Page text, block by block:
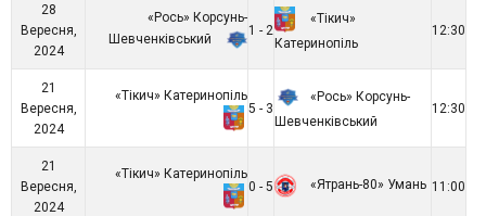
28
Вересня,
2024
«Рось» Корсунь-
Шевченківський
1 - 2
«Тікич»
Катеринопіль
12:30
21
Вересня,
2024
«Тікич» Катеринопіль
5 - 3
«Рось» Корсунь-
Шевченківський
12:30
21
Вересня,
2024
«Тікич» Катеринопіль
0 - 5
«Ятрань-80» Умань 11:00